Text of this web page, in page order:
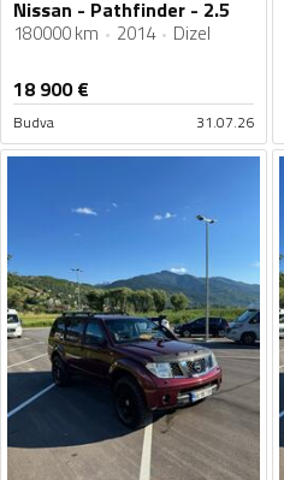
Nissan - Pathfinder - 2.5
180000 km 2014 Dizel
18 900€
Budva 31.07.26